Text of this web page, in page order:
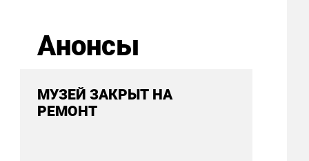
Анонсы
МУЗЕЙ ЗАКРЫТ НА
РЕМОНТ